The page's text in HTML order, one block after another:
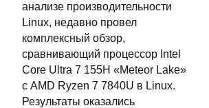
анализе производительности
Linux, недавно провел
комплексный обзор,
сравнивающий процессор Intel
Core Ultra 7 155H «Meteor Lake»
с AMD Ryzen 7 7840U в Linux.
Результаты оказались